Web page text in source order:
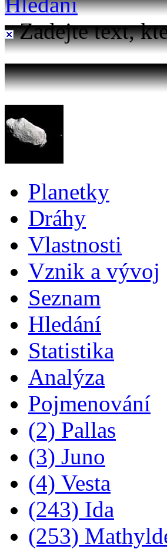
Zadejte text,
Planetky
Dráhy
Vlastnosti
Vznik a vývoj
Seznam
Hledání
Statistika
Analýza
Pojmenování
(2) Pallas
(3) Juno
(4) Vesta
(243) Ida
(253)